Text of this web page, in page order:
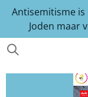
Ga
naar
de
Antisemitisme
Joden maar